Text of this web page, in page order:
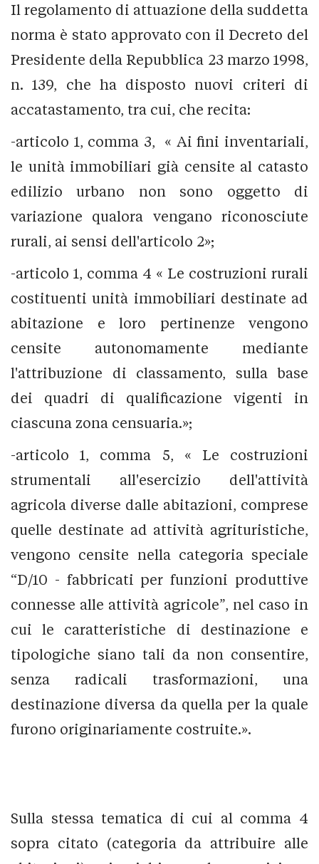
Il regolamento di attuazione della suddetta
norma è stato approvato con il Decreto del
Presidente della Repubblica 23 marzo 1998,
n. 139, che ha disposto nuovi criteri di
accatastamento, tra cui, che recita:
-articolo 1, comma 3, « Ai fini inventariali,
le unità immobiliari già censite al catasto
edilizio urbano non sono oggetto di
variazione qualora vengano riconosciute
rurali, ai sensi dell'articolo 2»;
-articolo 1, comma 4 « Le costruzioni rurali
costituenti unità immobiliari destinate ad
abitazione e loro pertinenze vengono
censite autonomamente mediante
l'attribuzione di classamento, sulla base
dei quadri di qualificazione vigenti in
ciascuna zona censuaria.»;
-articolo 1, comma 5, « Le costruzioni
strumentali all'esercizio dell'attività
agricola diverse dalle abitazioni, comprese
quelle destinate ad attività agrituristiche,
vengono censite nella categoria speciale
“D/10 - fabbricati per funzioni produttive
connesse alle attività agricole”, nel caso in
cui le caratteristiche di destinazione e
tipologiche siano tali da non consentire,
senza radicali trasformazioni, una
destinazione diversa da quella per la quale
furono originariamente costruite.».
Sulla stessa tematica di cui al comma 4
sopra citato (categoria da attribuire alle